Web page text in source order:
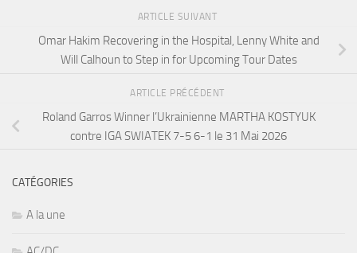
ARTICLE SUIVANT
Omar Hakim Recovering in the Hospital, Lenny White and
Will Calhoun to Step in for Upcoming Tour Dates
ARTICLE PRÉCÉDENT
Roland Garros Winner l’Ukrainienne MARTHA KOSTYUK
contre IGA SWIATEK 7-5 6-1 le 31 Mai 2026
CATÉGORIES
A la une